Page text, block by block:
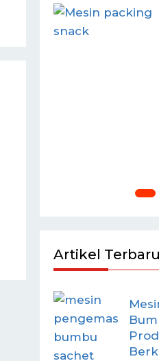
Artikel Terbaru